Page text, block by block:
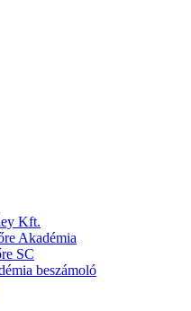
Kft.
Akadémia
SC
beszámoló